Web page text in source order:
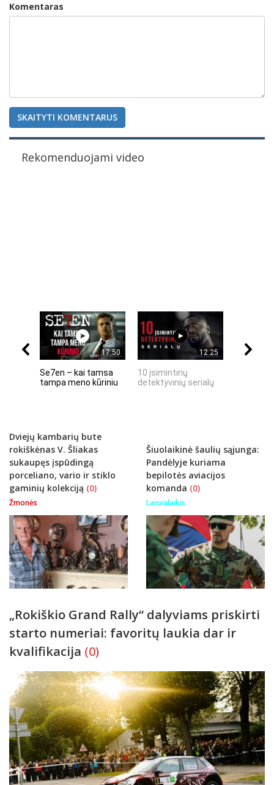
Komentaras
SKAITYTI KOMENTARUS
Rekomenduojami video
17:50
Se7en – kai tamsa
tampa meno kūriniu
12:25
10 įsimintinų
detektyvinių serialų
Dviejų kambarių bute
rokiškėnas V. Šliakas
sukaupęs įspūdingą
porceliano, vario ir stiklo
gaminių kolekciją (0)
Žmonės
Šiuolaikinė šaulių sąjunga:
Pandėlyje kuriama
bepilotės aviacijos
komanda (0)
Laisvalaikis
„Rokiškio Grand Rally“ dalyviams priskirti
starto numeriai: favoritų laukia dar ir
kvalifikacija (0)